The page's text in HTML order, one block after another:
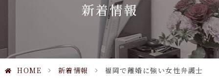
新着情報
HOME > 新着情報 > 福岡で離婚に強い女性弁護士